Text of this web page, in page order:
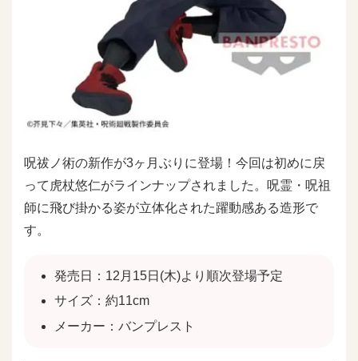
呪祓ノ術の新作が3ヶ月ぶりに登場！今回は初めに戻
って虎杖悠仁がラインナップされました。呪霊・呪祖
師に飛び掛かる姿が立体化された躍動感ある造形で
す。
発売日：12月15日(木)より順次登場予定
サイズ：約11cm
メーカー：バンプレスト